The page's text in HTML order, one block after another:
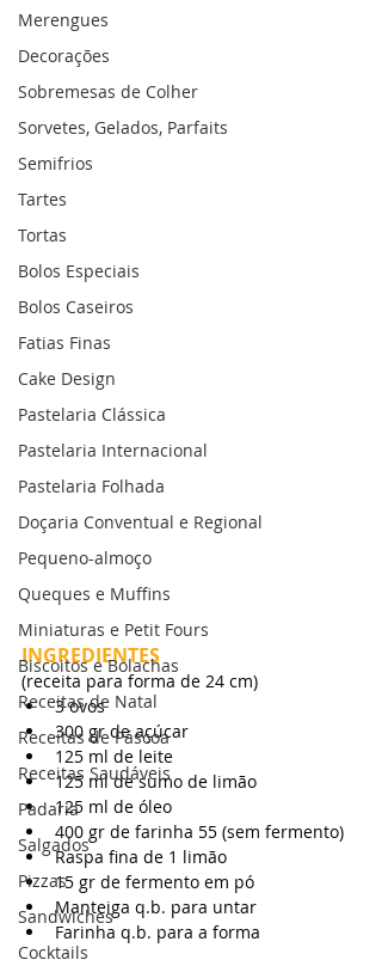
Merengues
Decorações
Sobremesas de Colher
Sorvetes, Gelados, Parfaits
Semifrios
Tartes
Tortas
Bolos Especiais
Bolos Caseiros
Fatias Finas
Cake Design
Pastelaria Clássica
Pastelaria Internacional
Pastelaria Folhada
Doçaria Conventual e Regional
Pequeno-almoço
Queques e Muffins
Miniaturas e Petit Fours
Biscoitos e Bolachas
Receitas de Natal
Receitas de Páscoa
Receitas Saudáveis
Padaria
Salgados
Pizzas
Sandwiches
Cocktails
INGREDIENTES
(receita para forma de 24 cm)
3 ovos
300 gr de açúcar
125 ml de leite
125 ml de sumo de limão
125 ml de óleo
400 gr de farinha 55 (sem fermento)
Raspa fina de 1 limão
15 gr de fermento em pó
Manteiga q.b. para untar
Farinha q.b. para a forma